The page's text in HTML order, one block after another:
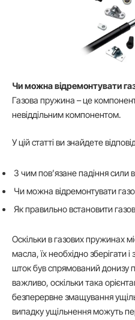
Чи можна відремонтувати
Газова пружина – це
невіддільним компонентом.
У цій статті ви знайдете
З чим пов’язане падіння сили
Чи можна відремонтувати
Як правильно встановити
Оскільки в газових пружинах
масла, їх необхідно
шток був спрямований донизу
важливо, оскільки така
безперервне змащування
випадку ущільнення можуть